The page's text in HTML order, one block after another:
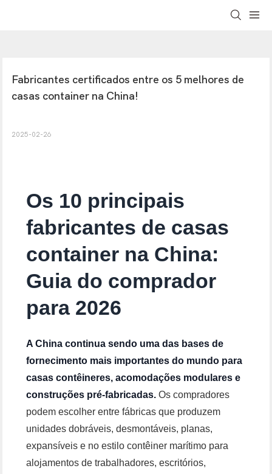
Fabricantes certificados entre os 5 melhores de
casas container na China!
2025-02-26
Os 10 principais
fabricantes de casas
container na China:
Guia do comprador
para 2026
A China continua sendo uma das bases de
fornecimento mais importantes do mundo para
casas contêineres, acomodações modulares e
construções pré-fabricadas. Os compradores
podem escolher entre fábricas que produzem
unidades dobráveis, desmontáveis, planas,
expansíveis e no estilo contêiner marítimo para
alojamentos de trabalhadores, escritórios,